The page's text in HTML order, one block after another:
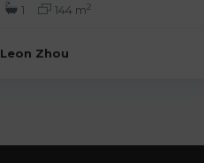
1 144 m2
Leon Zhou